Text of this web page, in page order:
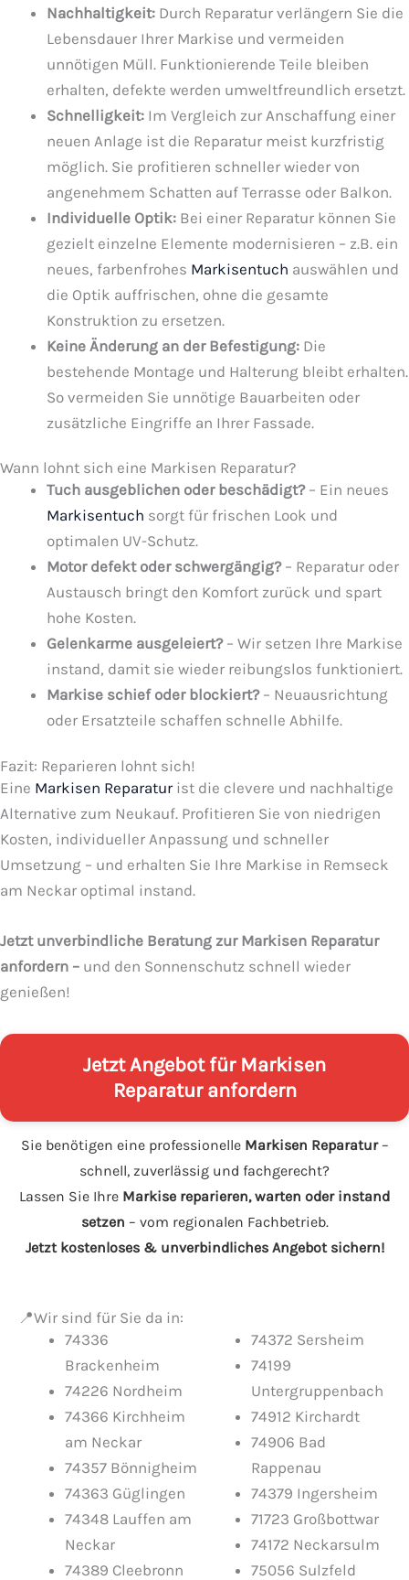
Nachhaltigkeit: Durch Reparatur verlängern Sie die
Lebensdauer Ihrer Markise und vermeiden
unnötigen Müll. Funktionierende Teile bleiben
erhalten, defekte werden umweltfreundlich ersetzt.
Schnelligkeit: Im Vergleich zur Anschaffung einer
neuen Anlage ist die Reparatur meist kurzfristig
möglich. Sie profitieren schneller wieder von
angenehmem Schatten auf Terrasse oder Balkon.
Individuelle Optik: Bei einer Reparatur können Sie
gezielt einzelne Elemente modernisieren – z.B. ein
neues, farbenfrohes Markisentuch auswählen und
die Optik auffrischen, ohne die gesamte
Konstruktion zu ersetzen.
Keine Änderung an der Befestigung: Die
bestehende Montage und Halterung bleibt erhalten.
So vermeiden Sie unnötige Bauarbeiten oder
zusätzliche Eingriffe an Ihrer Fassade.
Wann lohnt sich eine Markisen Reparatur?
Tuch ausgeblichen oder beschädigt?– Ein neues
Markisentuch sorgt für frischen Look und
optimalen UV-Schutz.
Motor defekt oder schwergängig?– Reparatur oder
Austausch bringt den Komfort zurück und spart
hohe Kosten.
Gelenkarme ausgeleiert?– Wir setzen Ihre Markise
instand, damit sie wieder reibungslos funktioniert.
Markise schief oder blockiert?– Neuausrichtung
oder Ersatzteile schaffen schnelle Abhilfe.
Fazit: Reparieren lohnt sich!
Eine Markisen Reparaturist die clevere und nachhaltige
Alternative zum Neukauf. Profitieren Sie von niedrigen
Kosten, individueller Anpassung und schneller
Umsetzung – und erhalten Sie Ihre Markise in Remseck
am Neckar optimal instand.
Jetzt unverbindliche Beratung zur Markisen Reparatur
anfordern – und den Sonnenschutz schnell wieder
genießen!
Jetzt Angebot für Markisen
Reparatur anfordern
Sie benötigen eine professionelle Markisen Reparatur–
schnell, zuverlässig und fachgerecht?
Lassen Sie Ihre Markise reparieren, warten oder instand
setzen – vom regionalen Fachbetrieb.
Jetzt kostenloses & unverbindliches Angebot sichern!
📍Wir sind für Sie da in:
74336
Brackenheim
74226 Nordheim
74366 Kirchheim
am Neckar
74357 Bönnigheim
74363 Güglingen
74348 Lauffen am
Neckar
74389 Cleebronn
74372 Sersheim
74199
Untergruppenbach
74912 Kirchardt
74906 Bad
Rappenau
74379 Ingersheim
71723 Großbottwar
74172 Neckarsulm
75056 Sulzfeld